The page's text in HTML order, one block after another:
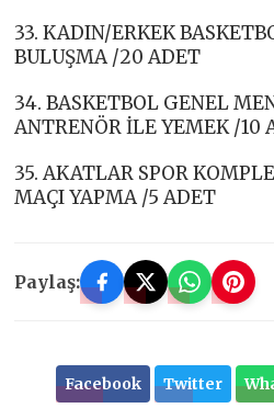
33. KADIN/ERKEK
BULUŞMA /20 ADET
34. BASKETBOL GENEL
ANTRENÖR İLE YEMEK /10
35. AKATLAR SPOR
MAÇI YAPMA /5 ADET
Paylaş:
Facebook Twitter